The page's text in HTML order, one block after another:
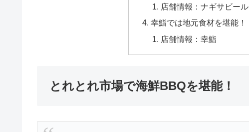
店舗情報：ナギサビール
幸鮨では地元食材を堪能！
店舗情報：幸鮨
とれとれ市場で海鮮BBQを堪能！